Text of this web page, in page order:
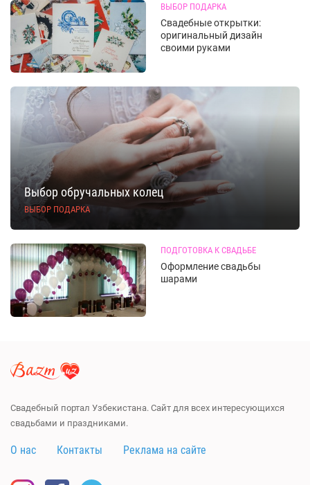
ВЫБОР ПОДАРКА
Свадебные открытки:
оригинальный дизайн
своими руками
Выбор обручальных колец
ВЫБОР ПОДАРКА
ПОДГОТОВКА К СВАДЬБЕ
Оформление свадьбы
шарами
Свадебный портал Узбекистана. Сайт для всех интересующихся
свадьбами и праздниками.
О нас Контакты Реклама на сайте